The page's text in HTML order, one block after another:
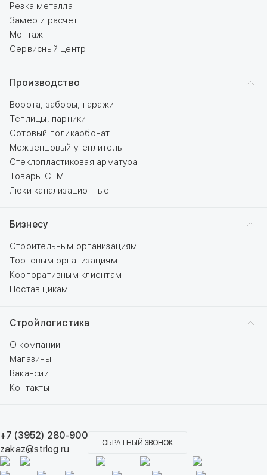
Резка металла
Замер и расчет
Монтаж
Сервисный центр
Производство
Ворота, заборы, гаражи
Теплицы, парники
Сотовый поликарбонат
Межвенцовый утеплитель
Стеклопластиковая арматура
Товары СТМ
Люки канализационные
Бизнесу
Строительным организациям
Торговым организациям
Корпоративным клиентам
Поставщикам
Стройлогистика
О компании
Магазины
Вакансии
Контакты
+7 (3952) 280-900
zakaz@strlog.ru
ОБРАТНЫЙ ЗВОНОК